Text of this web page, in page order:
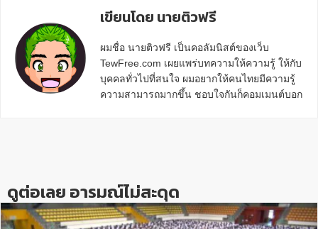
เขียนโดย นายติวฟรี
ผมชื่อ นายติวฟรี เป็นคอลัมนิสต์ของเว็บ
TewFree.com เผยแพร่บทความให้ความรู้ ให้กับ
บุคคลทั่วไปที่สนใจ ผมอยากให้คนไทยมีความรู้
ความสามารถมากขึ้น ชอบใจกันก็คอมเมนต์บอก
ดูต่อเลย อารมณ์ไม่สะดุด